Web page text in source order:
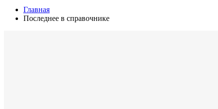
Главная
Последнее в справочнике